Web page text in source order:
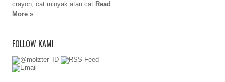
crayon, cat minyak atau cat Read
More »
FOLLOW KAMI